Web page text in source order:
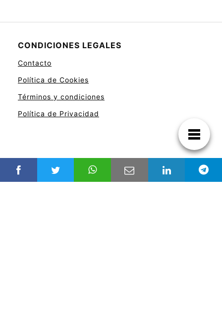
CONDICIONES LEGALES
Contacto
Política de Cookies
Términos y condiciones
Política de Privacidad
REDES SOCIALES